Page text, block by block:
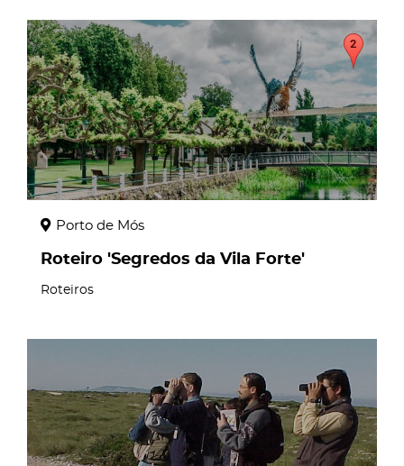
page
Porto de Mós
Roteiro 'Segredos da Vila Forte'
Roteiros